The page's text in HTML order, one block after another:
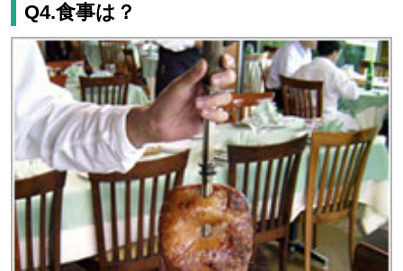
Q4.食事は？